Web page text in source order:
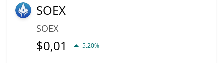
SOEX
SOEX
$0,01 5.20%